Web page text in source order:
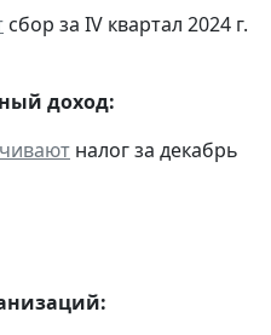
сбор за IV квартал 2024 г.
доход:
налог за декабрь